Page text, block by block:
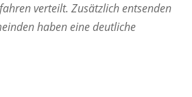
verteilt. Zusätzlich entsenden
haben eine deutliche